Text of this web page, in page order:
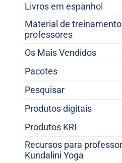
Livros em espanhol
Material de
professores
Os Mais Vendidos
Pacotes
Pesquisar
Produtos digitais
Produtos KRI
Recursos para
Kundalini Yoga